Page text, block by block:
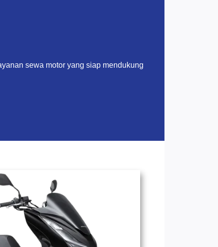
sewa motor yang siap mendukung